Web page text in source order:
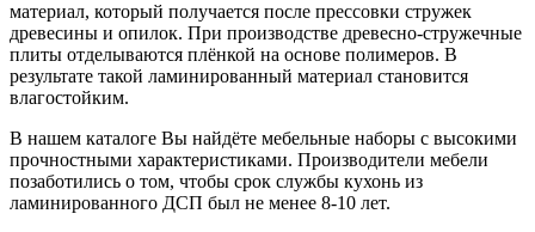
материал, который получается после прессовки стружек
древесины и опилок. При производстве древесно-стружечные
плиты отделываются плёнкой на основе полимеров. В
результате такой ламинированный материал становится
влагостойким.
В нашем каталоге Вы найдёте мебельные наборы с высокими
прочностными характеристиками. Производители мебели
позаботились о том, чтобы срок службы кухонь из
ламинированного ДСП был не менее 8-10 лет.